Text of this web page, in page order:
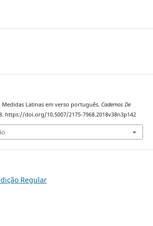
Medidas Latinas em verso português. Cadernos De
https://doi.org/10.5007/2175-7968.2018v38n3p142
Regular